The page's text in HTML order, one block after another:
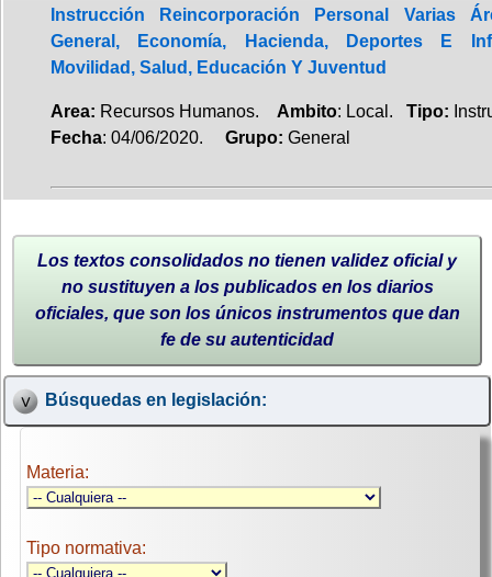
Instrucción Reincorporación Personal Varias
General, Economía, Hacienda, Deportes E
Movilidad, Salud, Educación Y Juventud
Area: Recursos Humanos. Ambito: Local. Tipo:
Fecha: 04/06/2020. Grupo: General
Los textos consolidados no tienen validez oficial y
no sustituyen a los publicados en los diarios
oficiales, que son los únicos instrumentos que dan
fe de su autenticidad
Búsquedas en legislación:
Materia:
Tipo normativa: